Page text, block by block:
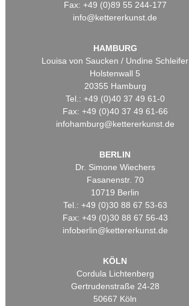
Fax: +49 (0)89 55 244-177
info@kettererkunst.de
HAMBURG
Louisa von Saucken / Undine Schleifer
Holstenwall 5
20355 Hamburg
Tel.: +49 (0)40 37 49 61-0
Fax: +49 (0)40 37 49 61-66
infohamburg@kettererkunst.de
BERLIN
Dr. Simone Wiechers
Fasanenstr. 70
10719 Berlin
Tel.: +49 (0)30 88 67 53-63
Fax: +49 (0)30 88 67 56-43
infoberlin@kettererkunst.de
KÖLN
Cordula Lichtenberg
Gertrudenstraße 24-28
50667 Köln